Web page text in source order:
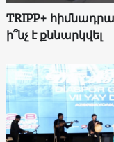
TRIPP+
ի՞նչ է քննարկվել